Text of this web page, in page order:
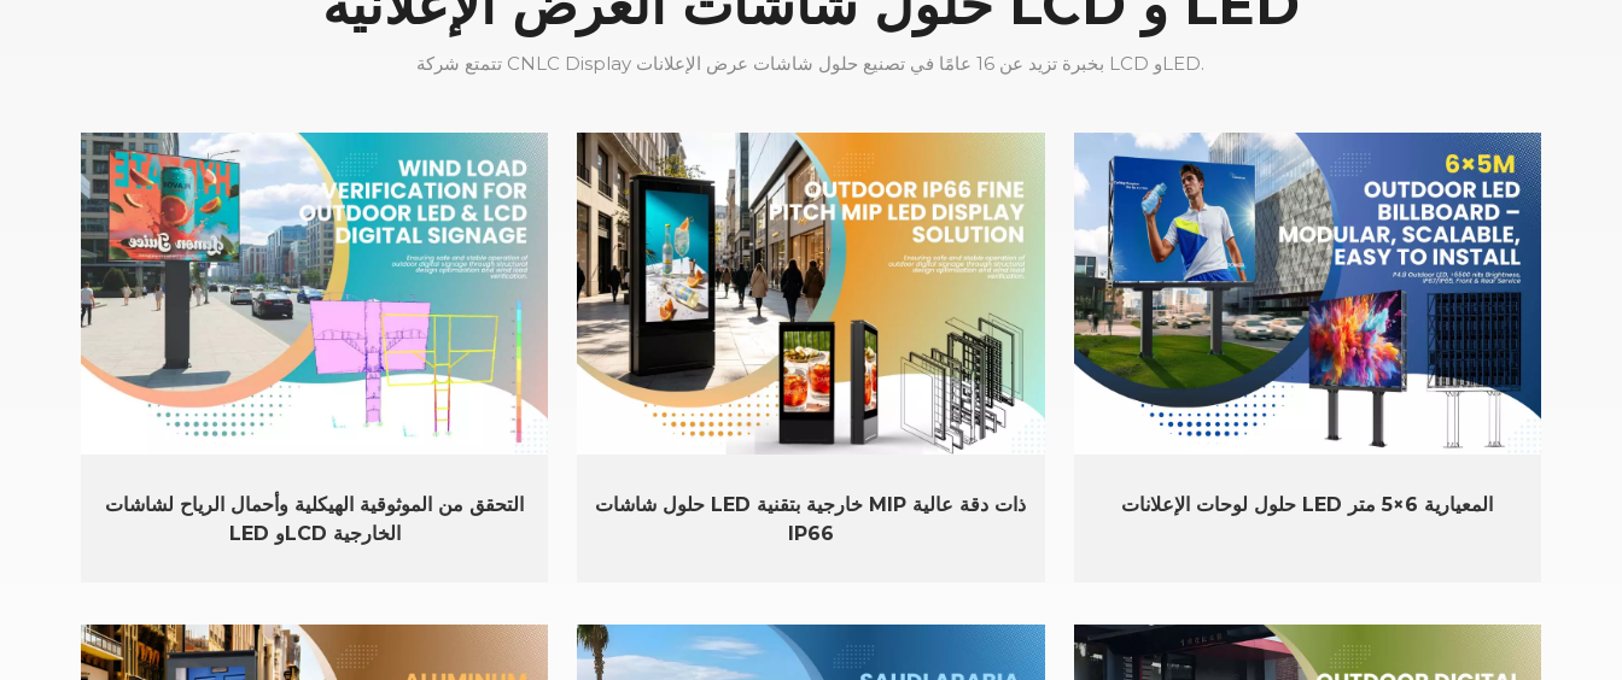
تتمتع شركة CNLC Display بخبرة تزيد عن 16 عامًا في تصنيع حلول شاشات عرض الإعلانات LCD وLED.
التحقق من الموثوقية الهيكلية وأحمال الرياح لشاشات
LED وLCD الخارجية
حلول شاشات LED خارجية بتقنية MIP ذات دقة عالية
IP66
حلول لوحات الإعلانات LED المعيارية 6×5 متر